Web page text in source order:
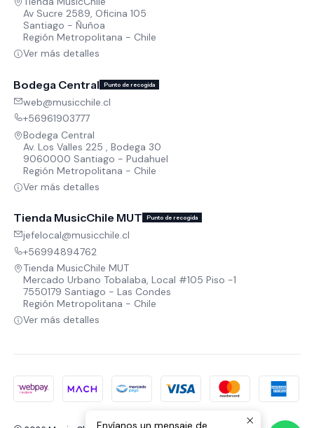
Av Sucre 2589, Oficina 105
Santiago - Ñuñoa
Región Metropolitana - Chile
Ver más detalles
Bodega Central Punto de recogida
web@musicchile.cl
+56961903777
Bodega Central
Av. Los Valles 225 , Bodega 30
9060000 Santiago - Pudahuel
Región Metropolitana - Chile
Ver más detalles
Tienda MusicChile MUT Punto de recogida
jefelocal@musicchile.cl
+56994894762
Tienda MusicChile MUT
Mercado Urbano Tobalaba, Local #105 Piso -1
7550179 Santiago - Las Condes
Región Metropolitana - Chile
Ver más detalles
Envíanos un mensaje de